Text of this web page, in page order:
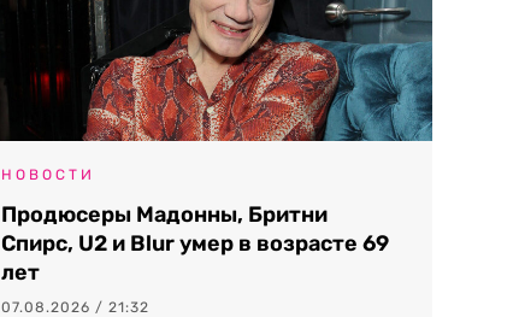
НОВОСТИ
Продюсеры Мадонны, Бритни
Спирс, U2 и Blur умер в возрасте 69
лет
07.08.2026 / 21:32